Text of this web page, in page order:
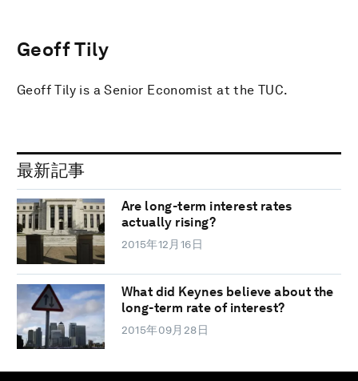
Geoff Tily
Geoff Tily is a Senior Economist at the TUC.
最新記事
Are long-term interest rates
actually rising?
2015年12月16日
What did Keynes believe about the
long-term rate of interest?
2015年09月28日